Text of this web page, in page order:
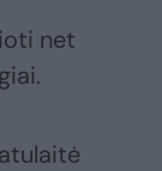
net